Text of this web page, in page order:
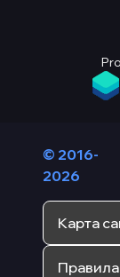
© 2016-
2026
Карта